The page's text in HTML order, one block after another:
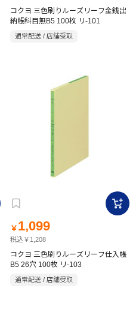
コクヨ 三色刷りルーズリーフ金銭出
納帳科目無B5 100枚 リ-101
通常配送 / 店舗受取
￥ 1,099
税込￥1,208
コクヨ 三色刷りルーズリーフ仕入帳
B5 26穴 100枚 リ-103
通常配送 / 店舗受取